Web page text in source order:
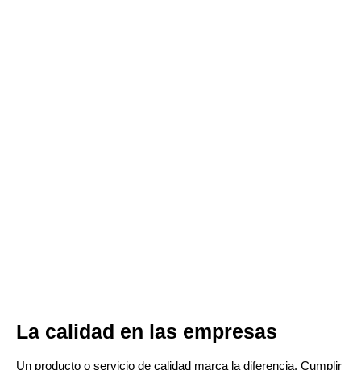
La calidad en las empresas
Un producto o servicio de calidad marca la diferencia. Cumplir